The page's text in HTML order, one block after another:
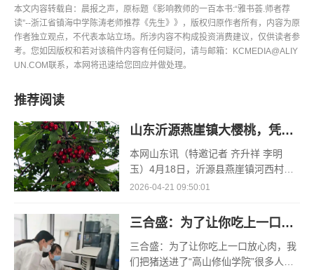
本文内容转载自：晨报之声，原标题《影响教师的一百本书:“雅书荟.师者荐
读”--浙江省镇海中学陈涛老师推荐《先生》》，版权归原作者所有，内容为原
作者独立观点，不代表本站立场。所涉内容不构成投资消费建议，仅供读者参
考。您如因版权和若对该稿件内容有任何疑问，请与邮箱：KCMEDIA@ALIY
UN.COM联系，本网将迅速给您回应并做处理。
推荐阅读
山东沂源燕崖镇大樱桃，凭什么一路领“鲜”
本网山东讯（特邀记者 齐升祥 李明
玉）4月18日，沂源县燕崖镇河西村孟
凡红的空调大棚里，大棚樱桃的采收却
桃，其
2026-04-21 09:50:01
三合盛：为了让你吃上一口放心肉，我们把猪送进了“高山修仙学院”
三合盛：为了让你吃上一口放心肉，我
们把猪送进了“高山修仙学院”很多人问